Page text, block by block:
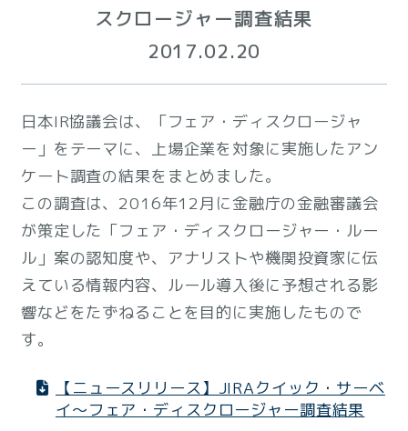
スクロージャー調査結果
2017.02.20
日本IR協議会は、「フェア・ディスクロージャ
ー」をテーマに、上場企業を対象に実施したアン
ケート調査の結果をまとめました。
この調査は、2016年12月に金融庁の金融審議会
が策定した「フェア・ディスクロージャー・ルー
ル」案の認知度や、アナリストや機関投資家に伝
えている情報内容、ルール導入後に予想される影
響などをたずねることを目的に実施したもので
す。
【ニュースリリース】JIRAクイック・サーベ
イ～フェア・ディスクロージャー調査結果